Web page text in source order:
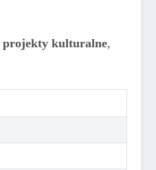
projekty kulturalne,